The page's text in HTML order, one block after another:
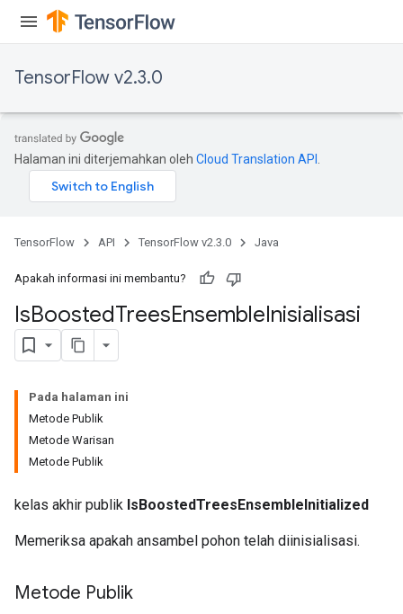
TensorFlow v2.3.0
Halaman ini diterjemahkan oleh Cloud Translation API
TensorFlow API TensorFlow v2.3.0 Java
Apakah informasi ini membantu?
IsBoostedTreesEnsembleInisialisasi
Pada halaman ini
Metode Publik
Metode Warisan
Metode Publik
kelas akhir publik IsBoostedTreesEnsembleInitialized
Memeriksa apakah ansambel pohon telah diinisialisasi.
Metode Publik